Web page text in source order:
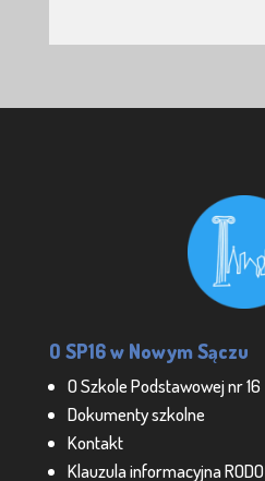
O SP16 w Nowym Sączu
O Szkole Podstawowej nr 16
Dokumenty szkolne
Kontakt
Klauzula informacyjna RODO